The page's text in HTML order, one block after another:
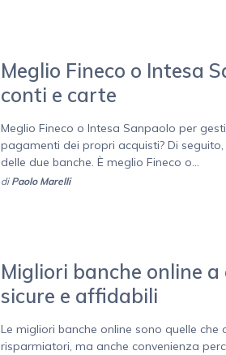
Meglio Fineco o Intesa
conti e carte
Meglio Fineco o Intesa Sanpaolo per
pagamenti dei propri acquisti? Di
delle due banche. È meglio Fineco o...
di Paolo Marelli
Migliori banche online a
sicure e affidabili
Le migliori banche online sono quelle
risparmiatori, ma anche convenienza